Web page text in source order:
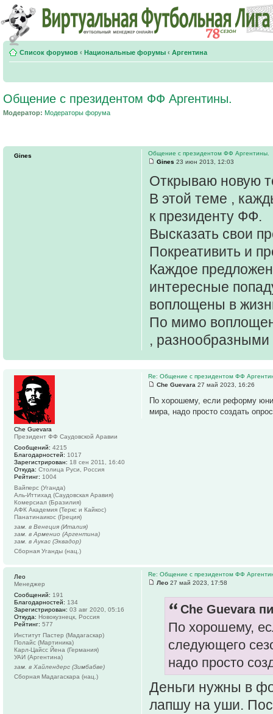
Список форумов ‹ Национальные форумы ‹ Аргентина
Общение с президентом ФФ Аргентины.
Модератор: Модераторы форума
Общение с президентом ФФ Аргентины.
Gines 23 июн 2013, 12:03
Открываю новую
В этой теме ,
к президенту ФФ.
Высказать свои
Покреативить и
Каждое
интересные
воплощены в
По мимо
,
Gines
Re: Общение с президентом ФФ
Che Guevara 27 май 2023, 16:26
По хорошему, если реформу
мира, надо просто создать
Che Guevara
Президент ФФ Саудовской Аравии
Сообщений: 4215
Благодарностей: 1017
Зарегистрирован: 18 сен 2011, 16:40
Откуда: Столица Руси, Россия
Рейтинг: 1004
Вайперс (Уганда)
Аль-Иттихад (Саудовская Аравия)
Комерсиал (Бразилия)
АФК Академия (Теркс и Кайкос)
Панатинаикос (Греция)
зам. в Венеция (Италия)
зам. в Арменио (Аргентина)
зам. в Аукас (Эквадор)
Сборная Уганды (нац.)
Re: Общение с президентом ФФ
Лео 27 май 2023, 17:58
Che Guevara
По хорошему,
следующего
надо просто
Деньги нужны в
лапшу на уши.
Лео
Менеджер
Сообщений: 191
Благодарностей: 134
Зарегистрирован: 03 авг 2020, 05:16
Откуда: Новокузнецк, Россия
Рейтинг: 577
Институт Пастер (Мадагаскар)
Полайс (Мартиника)
Карл-Цайсс Йена (Германия)
УАИ (Аргентина)
зам. в Хайлендерс (Зимбабве)
Сборная Мадагаскара (нац.)